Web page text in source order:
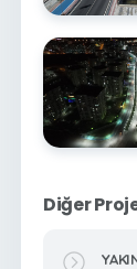
Diğer